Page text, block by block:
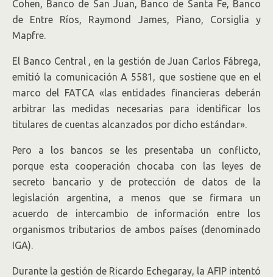
Cohen, Banco de San Juan, Banco de Santa Fe, Banco
de Entre Ríos, Raymond James, Piano, Corsiglia y
Mapfre.
El Banco Central , en la gestión de Juan Carlos Fábrega,
emitió la comunicación A 5581, que sostiene que en el
marco del FATCA «las entidades financieras deberán
arbitrar las medidas necesarias para identificar los
titulares de cuentas alcanzados por dicho estándar».
Pero a los bancos se les presentaba un conflicto,
porque esta cooperación chocaba con las leyes de
secreto bancario y de protección de datos de la
legislación argentina, a menos que se firmara un
acuerdo de intercambio de información entre los
organismos tributarios de ambos países (denominado
IGA).
Durante la gestión de Ricardo Echegaray, la AFIP intentó